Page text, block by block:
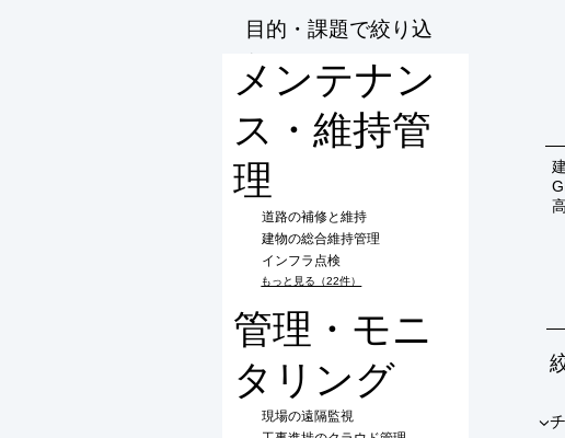
目的・課題で絞り込
む
メンテナン
ス・維持管
理
道路の補修と維持
建物の総合維持管理
インフラ点検
もっと見る（22件）
管理・モニ
タリング
現場の遠隔監視
​▼